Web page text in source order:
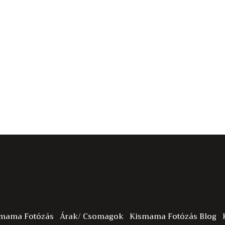
Fotózás Árak/ Csomagok Kismama Fotózás Blog